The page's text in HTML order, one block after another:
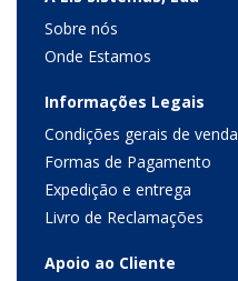
Sobre nós
Onde Estamos
Informações Legais
Condições gerais de venda
Formas de Pagamento
Expedição e entrega
Livro de Reclamações
Apoio ao Cliente